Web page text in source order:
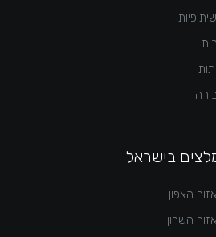
בישראל
הצפון
השרון